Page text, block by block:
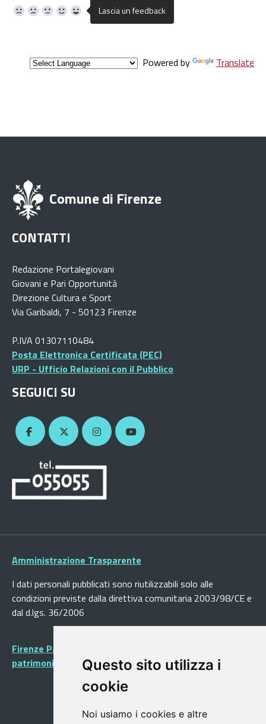
Questo sito utilizza i
cookie
Noi usiamo i cookies e altre
Powered by Translate
Comune di Firenze
CONTATTI
Redazione Portalegiovani
Giovani e Pari Opportunità
Direzione Cultura e Sport
Via Garibaldi, 7 - 50123 Firenze
P.IVA 01307110484
Posta Elettronica Certificata (PEC)
URP - Ufficio Relazioni con il Pubblico
SEGUICI SU
Amministrazione Trasparente
I dati personali pubblicati sono riutilizzabili solo alle
condizioni previste dalla direttiva comunitaria 2003/98/CE e
dal d.lgs. 36/2006
Firenze Patrimonio Mondiale - Centro storico di Firenze
patrimonio dell’Umanità